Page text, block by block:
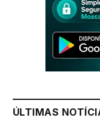
ÚLTIMAS